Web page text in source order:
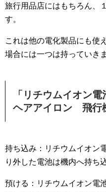
旅行用品店にはもちろん、
す。
これは他の電化製品にも使
場合には一つは持っていき
「リチウムイオン
ヘアアイロン 飛行
持ち込み：リチウムイオン
り外した電池は機内へ持ち
預ける：リチウムイオン電